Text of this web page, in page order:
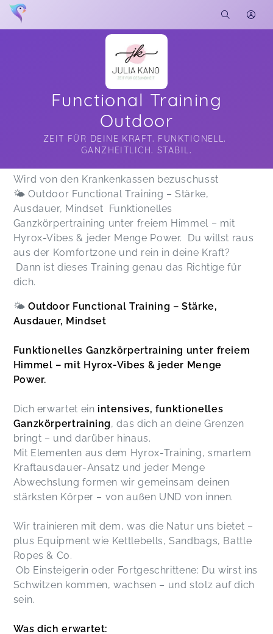
Functional Training
Outdoor
ZEIT FÜR DEINE KRAFT. FUNKTIONELL.
GANZHEITLICH. STABIL.
Soon you will learn more about me here...
Wird von den Krankenkassen bezuschusst
🌤️ Outdoor Functional Training – Stärke,
Ausdauer, Mindset Funktionelles
Ganzkörpertraining unter freiem Himmel – mit
Hyrox-Vibes & jeder Menge Power. Du willst raus
aus der Komfortzone und rein in deine Kraft?
Dann ist dieses Training genau das Richtige für
dich.
🌤️ Outdoor Functional Training – Stärke,
Ausdauer, Mindset
Funktionelles Ganzkörpertraining unter freiem
Himmel – mit Hyrox-Vibes & jeder Menge
Power.
Dich erwartet ein intensives, funktionelles
Ganzkörpertraining, das dich an deine Grenzen
bringt – und darüber hinaus.
Mit Elementen aus dem Hyrox-Training, smartem
Kraftausdauer-Ansatz und jeder Menge
Abwechslung formen wir gemeinsam deinen
stärksten Körper – von außen UND von innen.
Wir trainieren mit dem, was die Natur uns bietet –
plus Equipment wie Kettlebells, Sandbags, Battle
Ropes & Co.
Ob Einsteigerin oder Fortgeschrittene: Du wirst ins
Schwitzen kommen, wachsen – und stolz auf dich
sein.
Was dich erwartet: